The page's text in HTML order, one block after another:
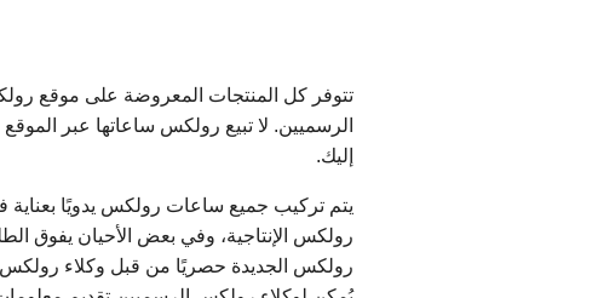
تتوفر كل المنتجات المعروضة على موقع
الرسميين. لا تبيع رولكس ساعاتها عبر
إليك.
يتم تركيب جميع ساعات رولكس يدويًا بعناية
رولكس الإنتاجية، وفي بعض الأحيان يفوق
رولكس الجديدة حصريًا من قبل وكلاء